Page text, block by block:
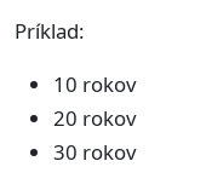
Príklad:
10 rokov
20 rokov
30 rokov